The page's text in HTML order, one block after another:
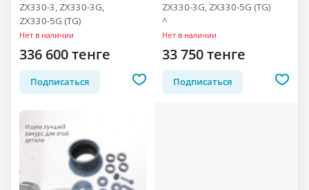
ZX330-3, ZX330-3G,
ZX330-5G (TG)
Нет в наличии
336 600 тенге
Подписаться
ZX330-3G, ZX330-5G (TG)
^
Нет в наличии
33 750 тенге
Подписаться